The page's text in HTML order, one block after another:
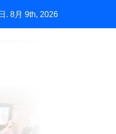
Grows a Market by
日. 8月 9th, 2026